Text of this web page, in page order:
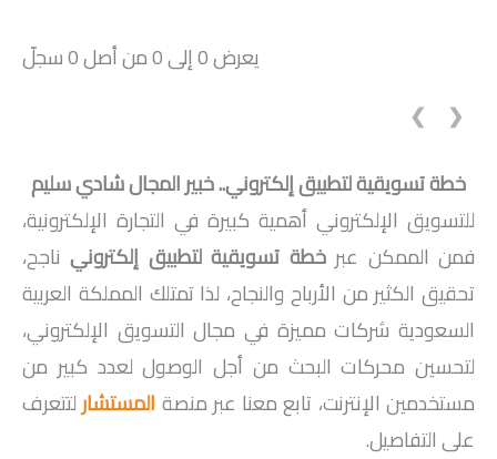
يعرض 0 إلى 0 من أصل 0 سجلّ
❮
❯
خطة تسويقية لتطبيق إلكتروني.. خبير المجال شادي سليم
للتسويق الإلكتروني أهمية كبيرة في التجارة الإلكترونية،
فمن الممكن عبرخطة تسويقية لتطبيق إلكترونيناجح،
تحقيق الكثير من الأرباح والنجاح، لذا تمتلك المملكة العربية
السعودية شركات مميزة في مجال التسويق الإلكتروني،
لتحسين محركات البحث من أجل الوصول لعدد كبير من
مستخدمين الإنترنت، تابع معنا عبر منصة المستشار لتتعرف
على التفاصيل.